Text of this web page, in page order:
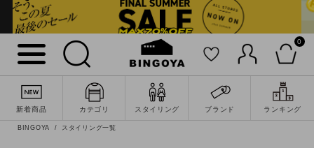
0
新着商品 カテゴリ スタイリング ブランド ランキング
詳細検索
BINGOYA スタイリング一覧